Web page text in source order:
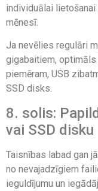
individuālai
mēnesī.
Ja nevēlies regulāri
gigabaitiem,
piemēram, USB
SSD disks.
8. solis:
vai SSD disku
Taisnības labad gan
no nevajadzīgiem
ieguldījumu un